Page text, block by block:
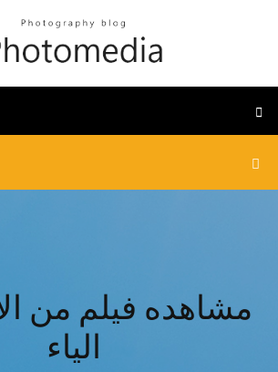
مشاهده فيلم من
الياء